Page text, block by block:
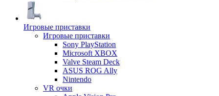
Игровые приставки
Игровые приставки
Sony PlayStation
Microsoft XBOX
Valve Steam Deck
ASUS ROG Ally
Nintendo
VR очки